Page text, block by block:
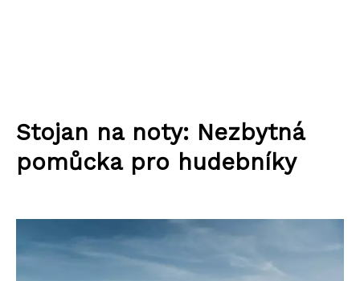
Stojan na noty: Nezbytná
pomůcka pro hudebníky